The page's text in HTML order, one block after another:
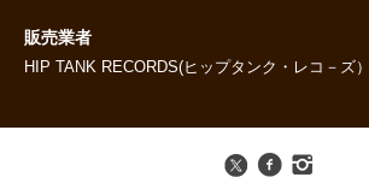
販売業者
HIP TANK RECORDS(ヒップタンク・レコ－ズ）